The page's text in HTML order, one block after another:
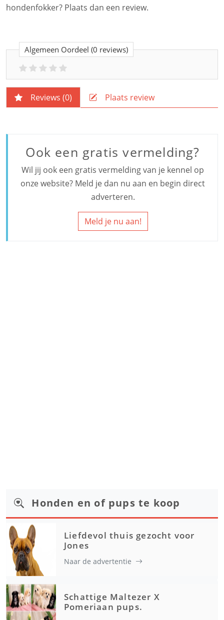
hondenfokker? Plaats dan een review.
Algemeen Oordeel (0 reviews)
Reviews (0) Plaats review
Ook een gratis vermelding?
Wil jij ook een gratis vermelding van je kennel op
onze website? Meld je dan nu aan en begin direct
adverteren.
Meld je nu aan!
Honden en of pups te koop
Liefdevol thuis gezocht voor
Jones
Naar de advertentie
Schattige Maltezer X
Pomeriaan pups.